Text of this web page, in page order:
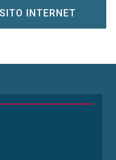
SITO INTERNET